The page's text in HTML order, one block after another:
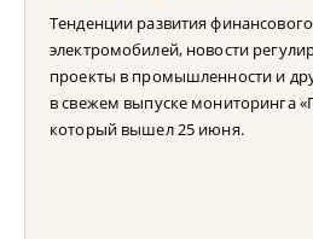
Тенденции развития
электромобилей, новости
проекты в промышленности и
в свежем выпуске мониторинга
который вышел 25 июня.